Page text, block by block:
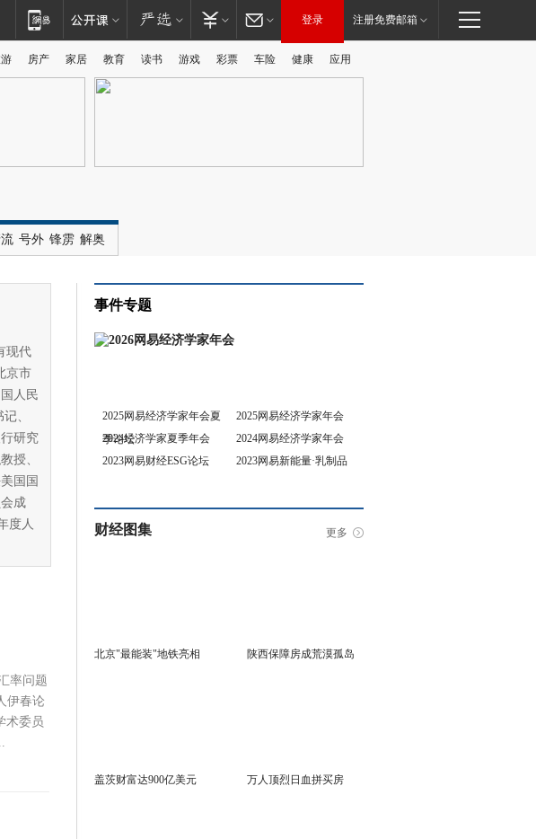
登录 注册免费邮箱
房产 家居 教育 读书 游戏 彩票 车险 健康 应用
号外 锋雳 解奥
现代
京市
人民
、
研究
授、
国国
成
度人
率问题
伊春论
术委员
事件专题
2025网易经济学家年会夏
季论坛
2025网易经济学家年会
2024经济学家夏季年会
2024网易经济学家年会
2023网易财经ESG论坛
2023网易新能量·乳制品
财经图集 更多
北京"最能装"地铁亮相 陕西保障房成荒漠孤岛
盖茨财富达900亿美元 万人顶烈日血拼买房